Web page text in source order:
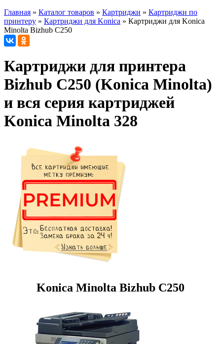
Главная » Каталог товаров » Картриджи » Картриджи по
принтеру » Картриджи для Konica » Картриджи для Konica
Minolta Bizhub C250
Картриджи для принтера
Bizhub C250 (Konica Minolta)
и вся серия картриджей
Konica Minolta 328
Konica Minolta Bizhub C250